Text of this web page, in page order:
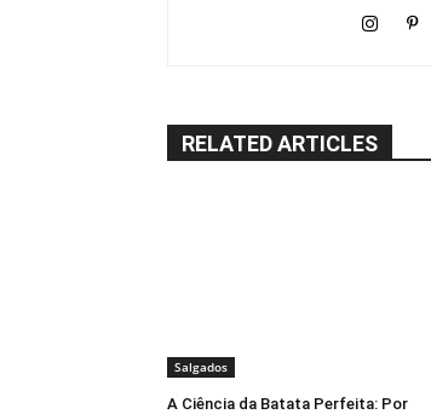
RELATED ARTICLES
Salgados
A Ciência da Batata Perfeita: Por